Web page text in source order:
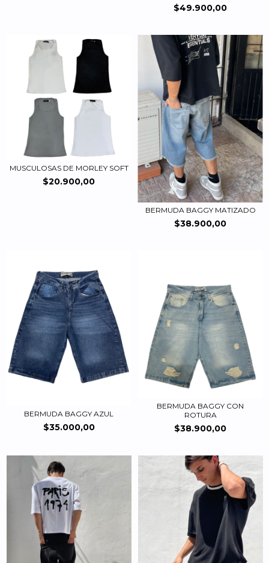
$49.900,00
MUSCULOSAS DE MORLEY SOFT
$20.900,00
BERMUDA BAGGY MATIZADO
$38.900,00
BERMUDA BAGGY AZUL
$35.000,00
BERMUDA BAGGY CON
ROTURA
$38.900,00